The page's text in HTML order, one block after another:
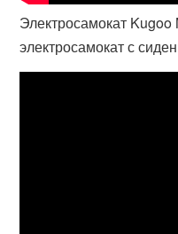
Электросамокат
электросамокат с